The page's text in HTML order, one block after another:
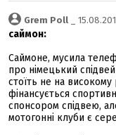
Grem Poll _
саймон:
Саймоне, мусила
про німецький
стоїть не на високому
фінансується
спонсором спідвею,
мотогонні клуби є